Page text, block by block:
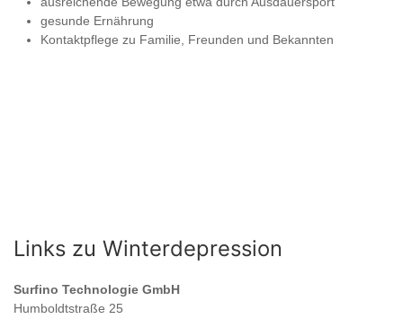
gesunde Ernährung
Kontaktpflege zu Familie, Freunden und Bekannten
Links zu Winterdepression
Surfino Technologie GmbH
Humboldtstraße 25